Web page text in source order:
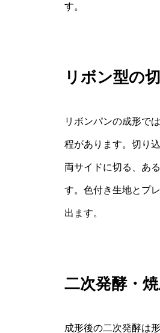
す。
リボン型の
リボンパンの成形で
程があります。切り
両サイドに切る、あ
す。色付き生地とプ
出ます。
二次発酵・
成形後の二次発酵は